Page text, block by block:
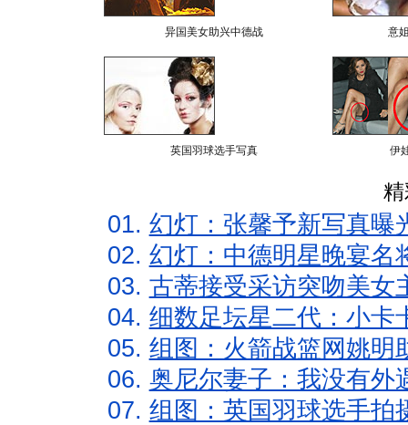
异国美女助兴中德战 意
英国羽球选手写真 伊
01. 幻灯：张馨予新写真曝
02. 幻灯：中德明星晚宴名
03. 古蒂接受采访突吻美女
04. 细数足坛星二代：小卡
05. 组图：火箭战篮网姚明
06. 奥尼尔妻子：我没有外
07. 组图：英国羽球选手拍